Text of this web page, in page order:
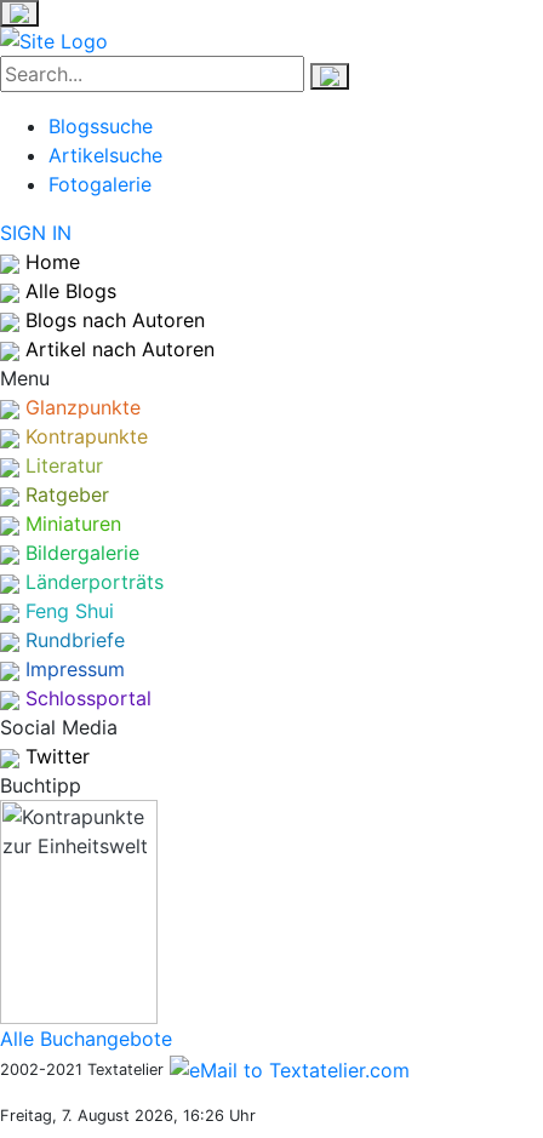
Blogssuche
Artikelsuche
Fotogalerie
SIGN IN
Home
Alle Blogs
Blogs nach Autoren
Artikel nach Autoren
Menu
Glanzpunkte
Kontrapunkte
Literatur
Ratgeber
Miniaturen
Bildergalerie
Länderporträts
Feng Shui
Rundbriefe
Impressum
Schlossportal
Social Media
Twitter
Buchtipp
Alle Buchangebote
2002-2021 Textatelier
Freitag, 7. August 2026, 16:26 Uhr